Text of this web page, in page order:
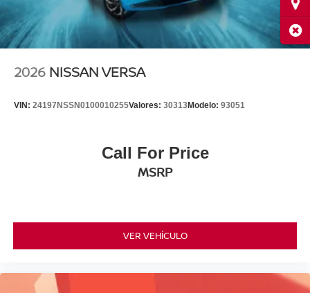
2026 NISSAN VERSA
VIN: 24197NSSN0100010255Valores: 30313Modelo: 93051
Call For Price
MSRP
VER VEHÍCULO